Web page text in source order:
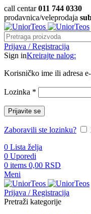
call centar011 744 0330
prodavnica/veleprodaja
Prijava / Registracija
Sign inKreirajte nalog:
Korisničko ime ili adresa
Lozinka *
Prijavite se
Zaboravili ste lozinku?
0 Lista želja
0 Uporedi
0 items 0,00 RSD
Meni
Prijava / Registracija
Pretraži kategorije